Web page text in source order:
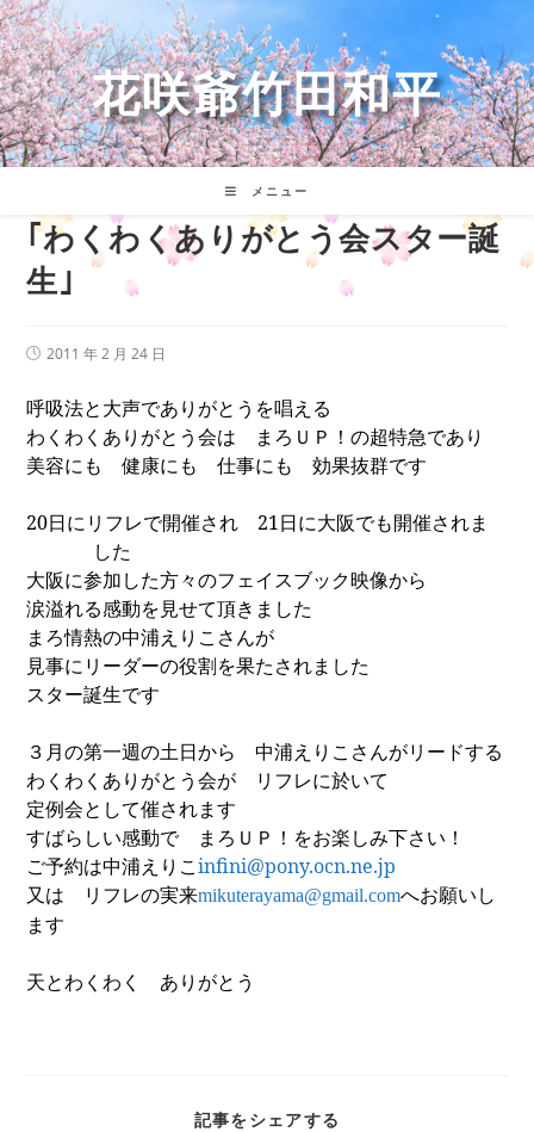
コ
ン
テ
ン
ツ
へ
ス
花咲爺竹田和平
メニュー
｢わくわくありがとう会スター誕
生｣
投
開
日:
2011 年 2 月 24 日
呼吸法と大声でありがとうを唱える
わくわくありがとう会は まろＵＰ！の超特急であり
美容にも 健康にも 仕事にも 効果抜群です
20日にリフレで開催され 21日に大阪でも開催されま
した
大阪に参加した方々のフェイスブック映像から
涙溢れる感動を見せて頂きました
まろ情熱の中浦えりこさんが
見事にリーダーの役割を果たされました
スター誕生です
３月の第一週の土日から 中浦えりこさんがリードする
わくわくありがとう会が リフレに於いて
定例会として催されます
すばらしい感動で まろＵＰ！をお楽しみ下さい！
ご予約は中浦えりこinfini@pony.ocn.ne.jp
又は リフレの実来mikuterayama@gmail.comへお願いし
ます
天とわくわく ありがとう
記事をシェアする